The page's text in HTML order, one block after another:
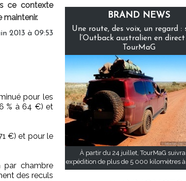
ce contexte
maintenir.
2013 à 09:53
pour les
% à 64 €) et
€) et pour le
par chambre
des reculs
BRAND NEWS
Une route, des voix, un regard :
l’Outback australien en
TourMaG
À partir du 24 juillet, TourMaG
expédition de plus de 5 000 kilomètres à